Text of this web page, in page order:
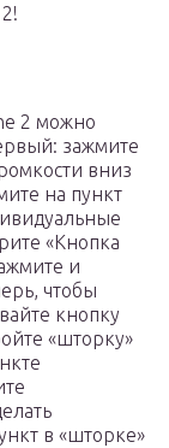
2 можно
зажмите
вниз
на пункт
«Кнопка
и
чтобы
кнопку
«шторку»
в «шторке»